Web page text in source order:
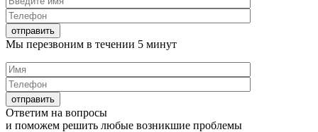
Мы перезвоним в течении 5 минут
Ответим на вопросы
и поможем решить любые возникшие проблемы